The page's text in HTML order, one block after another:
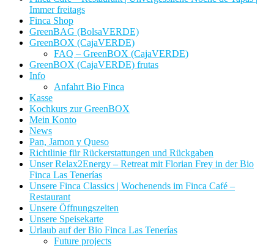
Immer freitags
Finca Shop
GreenBAG (BolsaVERDE)
GreenBOX (CajaVERDE)
FAQ – GreenBOX (CajaVERDE)
GreenBOX (CajaVERDE) frutas
Info
Anfahrt Bio Finca
Kasse
Kochkurs zur GreenBOX
Mein Konto
News
Pan, Jamon y Queso
Richtlinie für Rückerstattungen und Rückgaben
Unser Relax2Energy – Retreat mit Florian Frey in der Bio
Finca Las Tenerías
Unsere Finca Classics | Wochenends im Finca Café –
Restaurant
Unsere Öffnungszeiten
Unsere Speisekarte
Urlaub auf der Bio Finca Las Tenerías
Future projects